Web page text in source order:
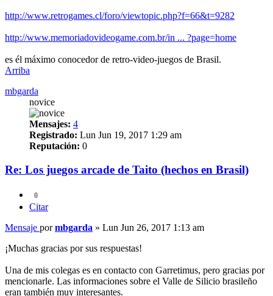
http://www.retrogames.cl/foro/viewtopic.php?f=66&t=9282
http://www.memoriadovideogame.com.br/in ... ?page=home
es él máximo conocedor de retro-video-juegos de Brasil.
Arriba
mbgarda
novice
Mensajes: 4
Registrado: Lun Jun 19, 2017 1:29 am
Reputación: 0
Re: Los juegos arcade de Taito (hechos en Brasil)
0
Citar
Mensaje pormbgarda » Lun Jun 26, 2017 1:13 am
¡Muchas gracias por sus respuestas!
Una de mis colegas es en contacto con Garretimus, pero gracias por
mencionarle. Las informaciones sobre el Valle de Silicio brasileño
eran también muy interesantes.